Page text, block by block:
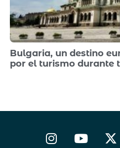
Bulgaria, un destino
por el turismo durante